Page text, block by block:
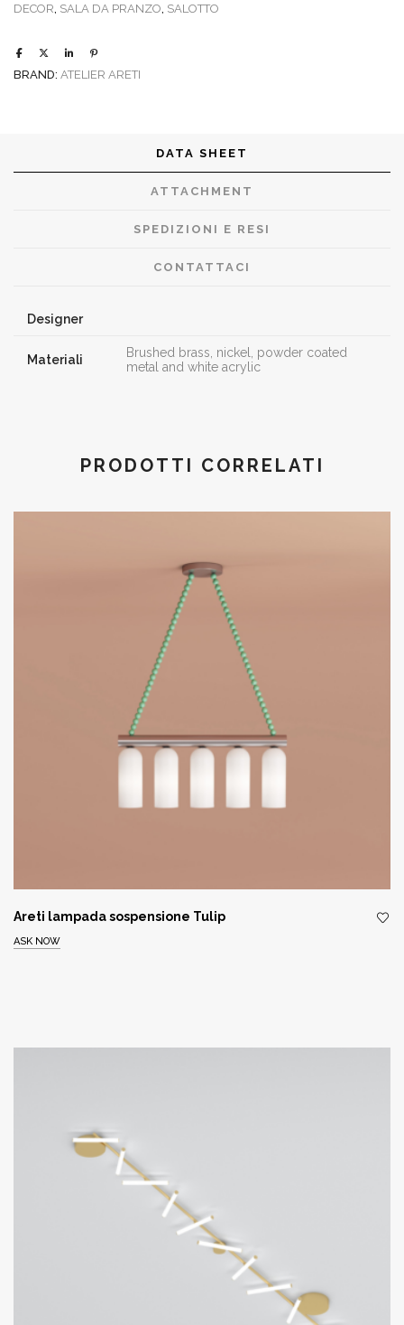
DECOR, SALA DA PRANZO, SALOTTO
BRAND: ATELIER ARETI
DATA SHEET
ATTACHMENT
SPEDIZIONI E RESI
CONTATTACI
Designer
Materiali
Brushed brass, nickel, powder coated
metal and white acrylic
PRODOTTI CORRELATI
Areti lampada sospensione Tulip
ASK NOW